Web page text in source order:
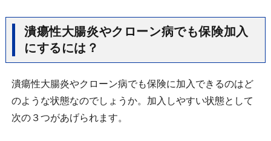
潰瘍性大腸炎やクローン病でも保険加入
にするには？
潰瘍性大腸炎やクローン病でも保険に加入できるのはど
のような状態なのでしょうか。加入しやすい状態として
次の３つがあげられます。